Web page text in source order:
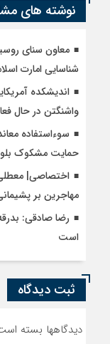
نوشته های
معاون سنای
شناسایی امارت
اندیشکده
واشنگتن در حال
سوءاستفاده
حمایت مشکوک
اختصاصی| معطلی
مهاجرین بر
رضا صادقی:
است
ثبت دیدگاه
دیدگاهها بسته